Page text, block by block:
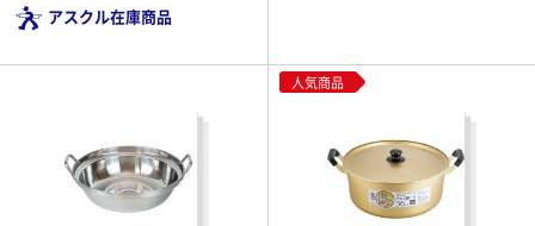
アスクル在庫商品
人気商品